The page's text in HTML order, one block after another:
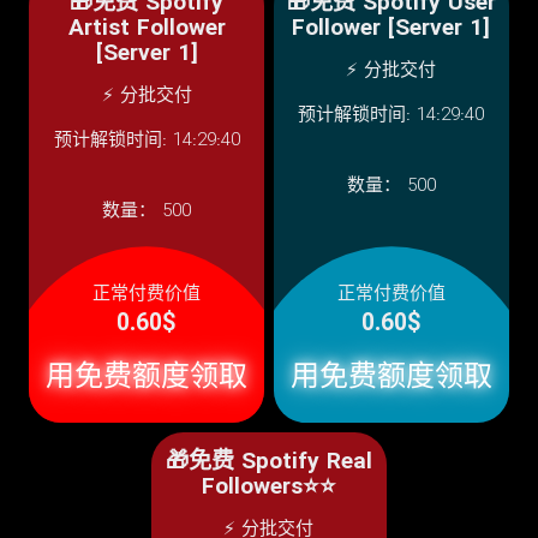
Artist Follower
[Server 1]
⚡ 分批交付
预计解锁时间: 14:29:40
数量： 500
正常付费价值
0.60$
用免费额度领取
Follower [Server 1]
⚡ 分批交付
预计解锁时间: 14:29:40
数量： 500
正常付费价值
0.60$
用免费额度领取
🎁免费 Spotify Real
Followers⭐⭐
⚡ 分批交付